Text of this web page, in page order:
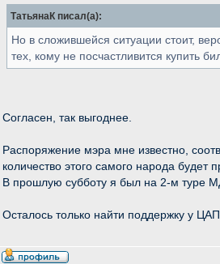
ТатьянаК писал(а):
Но в сложившейся ситуации стоит,
тех, кому не посчастливится купить
Согласен, так выгоднее.
Распоряжение мэра мне известно,
количество этого самого народа будет
В прошлую субботу я был на 2-м туре
Осталось только найти поддержку у